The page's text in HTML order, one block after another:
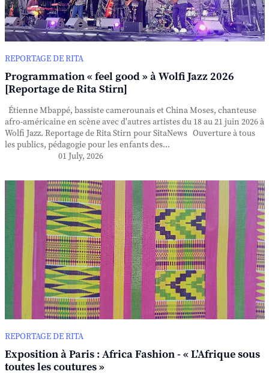
REPORTAGE DE RITA
Programmation « feel good » à Wolfi Jazz 2026
[Reportage de Rita Stirn]
Étienne Mbappé, bassiste camerounais et China Moses, chanteuse
afro-américaine en scène avec d'autres artistes du 18 au 21 juin 2026 à
Wolfi Jazz. Reportage de Rita Stirn pour SitaNews Ouverture à tous
les publics, pédagogie pour les enfants des...
01 July, 2026
REPORTAGE DE RITA
Exposition à Paris : Africa Fashion - « L’Afrique sous
toutes les coutures »